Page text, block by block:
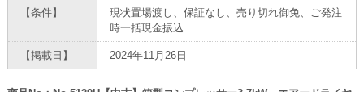
【条件】
現状置場渡し、保証なし、売り切れ御免、ご発注
時一括現金振込
【掲載日】 2024年11月26日